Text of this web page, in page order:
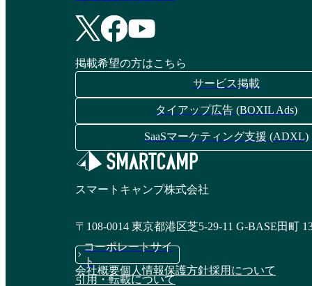
掲載希望の方はこちら
サービス掲載
タイアップ広告 (BOXIL Ads)
SaaSマーケティング支援 (ADXL)
スマートキャンプ株式会社
〒108-0014 東京都港区芝5-29-11 G-BASE田町
コーポレートサイ
ト
会社概要個人情報保護方針採用について
引用・転載について